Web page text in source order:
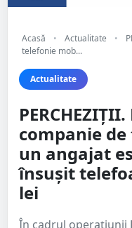
Acasă • Actualitate •
telefonie mob...
Actualitate
companie
un angajat
însușit
lei
În cadrul operațiunii